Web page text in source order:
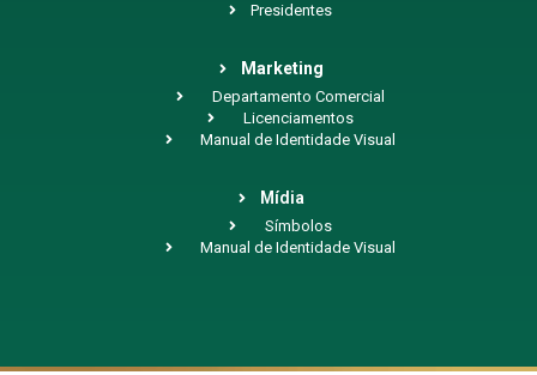
Presidentes
Marketing
Departamento Comercial
Licenciamentos
Manual de Identidade Visual
Mídia
Símbolos
Manual de Identidade Visual